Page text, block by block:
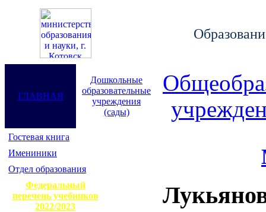
ГЛАВНАЯ
Дошкольные
образовательные
учреждения
(сады)
Гостевая книга
Имениники
Отдел образования
Федеральный
перечень учебников
2022/2023